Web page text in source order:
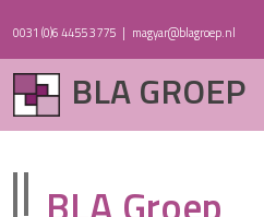
0031 (0)6 4455 3775 | magyar@blagroep.nl
BLA GROEP